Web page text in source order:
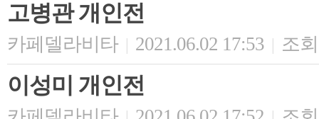
고병관 개인전
카페델라비타 | 2021.06.02 17:53 | 조
이성미 개인전